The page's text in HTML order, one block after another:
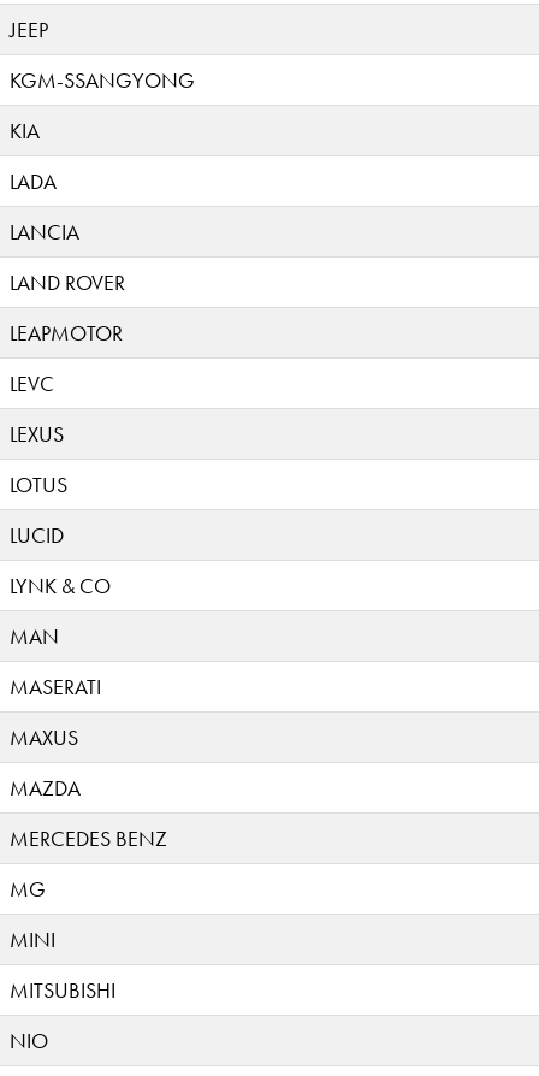
JEEP
KGM-SSANGYONG
KIA
LADA
LANCIA
LAND ROVER
LEAPMOTOR
LEVC
LEXUS
LOTUS
LUCID
LYNK & CO
MAN
MASERATI
MAXUS
MAZDA
MERCEDES BENZ
MG
MINI
MITSUBISHI
NIO